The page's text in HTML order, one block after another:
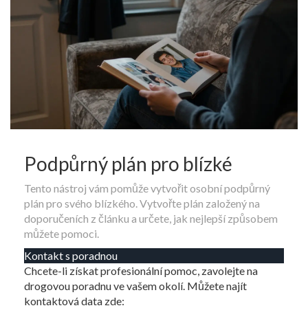
Podpůrný plán pro blízké
Tento nástroj vám pomůže vytvořit osobní podpůrný
plán pro svého blízkého. Vytvořte plán založený na
doporučeních z článku a určete, jak nejlepší způsobem
můžete pomoci.
Kontakt s poradnou
Chcete-li získat profesionální pomoc, zavolejte na
drogovou poradnu ve vašem okolí. Můžete najít
kontaktová data zde: